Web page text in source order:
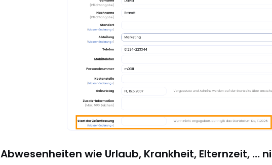
Abwesenheiten wie Urlaub, Krankheit, Elternzeit, …